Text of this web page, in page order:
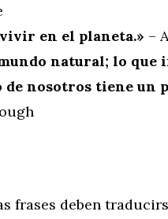
en el planeta.» –
natural; lo que
de nosotros tiene un
frases deben